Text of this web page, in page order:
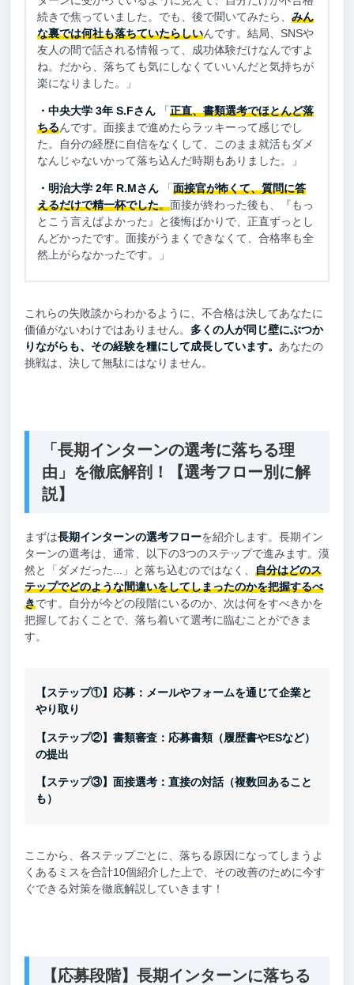
続きで焦っていました。でも、後で聞いてみたら、みん
な裏では何社も落ちていたらしいんです。結局、SNSや
友人の間で話される情報って、成功体験だけなんですよ
ね。だから、落ちても気にしなくていいんだと気持ちが
楽になりました。」
・中央大学 3年 S.Fさん 「正直、書類選考でほとんど落
ちるんです。面接まで進めたらラッキーって感じでし
た。自分の経歴に自信をなくして、このまま就活もダメ
なんじゃないかって落ち込んだ時期もありました。」
・明治大学 2年 R.Mさん 「面接官が怖くて、質問に答
えるだけで精一杯でした。面接が終わった後も、『もっ
とこう言えばよかった』と後悔ばかりで、正直ずっとし
んどかったです。面接がうまくできなくて、合格率も全
然上がらなかったです。」
これらの失敗談からわかるように、不合格は決してあなたに
価値がないわけではありません。 多くの人が同じ壁にぶつか
りながらも、その経験を糧にして成長しています。 あなたの
挑戦は、決して無駄にはなりません。
「長期インターンの選考に落ちる理
由」を徹底解剖！【選考フロー別に解
説】
まずは長期インターンの選考フローを紹介します。長期イン
ターンの選考は、通常、以下の3つのステップで進みます。漠
然と「ダメだった...」と落ち込むのではなく、 自分はどのス
テップでどのような間違いをしてしまったのかを把握するべ
きです。自分が今どの段階にいるのか、次は何をすべきかを
把握しておくことで、落ち着いて選考に臨むことができま
す。
【ステップ①】応募：メールやフォームを通じて企業と
やり取り
【ステップ②】書類審査：応募書類（履歴書やESなど）
の提出
【ステップ③】面接選考：直接の対話（複数回あること
も）
ここから、各ステップごとに、落ちる原因になってしまうよ
くあるミスを合計10個紹介した上で、その改善のために今す
ぐできる対策を徹底解説していきます！
【応募段階】長期インターンに落ちる